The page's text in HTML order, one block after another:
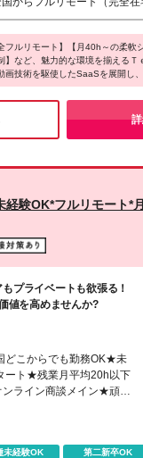
ームで働きたい方
間単価3,200円）：384,000
・海外在住の方も大歓迎！
地にメンバーがいます◎ ┗
間の9:00～18:00の間に稼働
し ≪本社≫ 東京都新宿区西新宿7丁目
西新宿プライムスクエア8F
要です。） (変更の範囲)上記を除く当社関
地
フルリモート】【月40h～の柔軟
】など、魅力的な環境を揃えるＴ
画技術を駆使したSaaSを展開し
する成長企業です。時間や場所の
てきた「営業スキル」を存分に活
稼げる環境が整っています。ぜひ
ャレンジしてみてください♪
経験OK*フルリモート*
プライベートも欲張る！
値を高めませんか?
どこからでも勤務OK★未
ート★残業月平均20h以下
ライン商談メイン★頑張
未経験OK 第二新卒OK